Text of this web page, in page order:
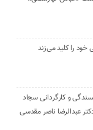
خود را کلید می‌زند
و کارگردانی سجاد
عبدالرضا ناصر مقدسی